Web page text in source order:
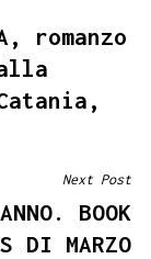
romanzo
Next Post
BOOK
DI MARZO